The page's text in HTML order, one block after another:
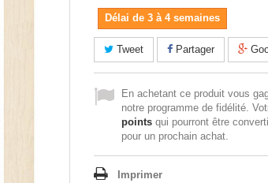
Délai de 3 à 4 semaines
Tweet Partager
En achetant ce produit vous
notre programme de fidélité.
points qui pourront être
pour un prochain achat.
Imprimer